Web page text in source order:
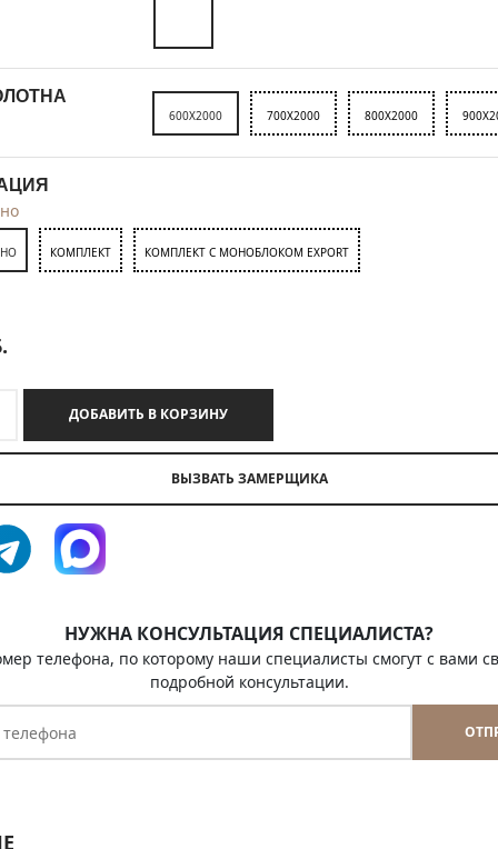
600X2000 700X2000 800X2000
КОМПЛЕКТ КОМПЛЕКТ С МОНОБЛОКОМ EXPORT
ДОБАВИТЬ В КОРЗИНУ
ВЫЗВАТЬ ЗАМЕРЩИКА
НУЖНА КОНСУЛЬТАЦИЯ СПЕЦИАЛИСТА?
телефона, по которому наши специалисты смогут с вами
подробной консультации.